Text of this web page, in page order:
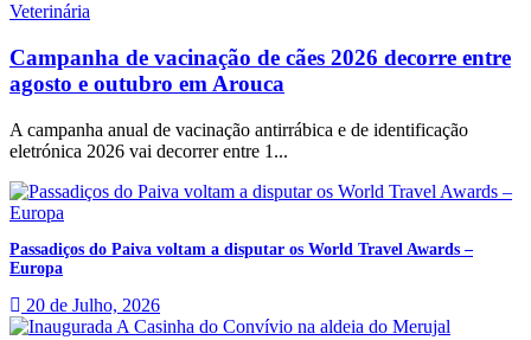
Veterinária
Campanha de vacinação de cães 2026 decorre entre
agosto e outubro em Arouca
A campanha anual de vacinação antirrábica e de identificação
eletrónica 2026 vai decorrer entre 1...
Passadiços do Paiva voltam a disputar os World Travel Awards –
Europa
20 de Julho, 2026